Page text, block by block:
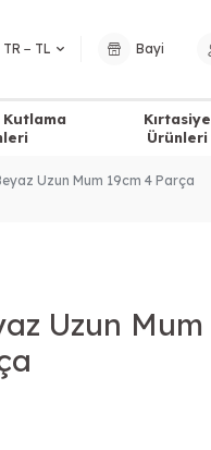
TR − TL Bayi
Kutlama
Kırtasiye
Ürünleri
Uzun Mum 19cm 4 Parça
Uzun Mum